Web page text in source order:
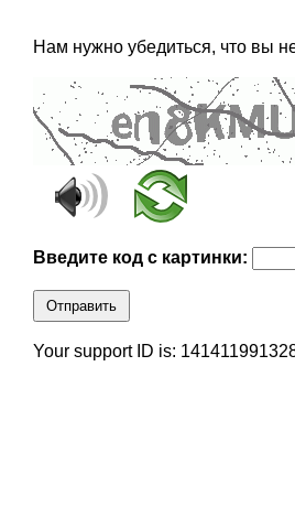
Нам нужно убедиться, что вы
Введите код с картинки:
Отправить
Your support ID is: